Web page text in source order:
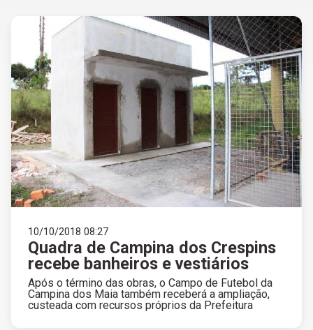
10/10/2018 08:27
Quadra de Campina dos Crespins
recebe banheiros e vestiários
Após o término das obras, o Campo de Futebol da
Campina dos Maia também receberá a ampliação,
custeada com recursos próprios da Prefeitura